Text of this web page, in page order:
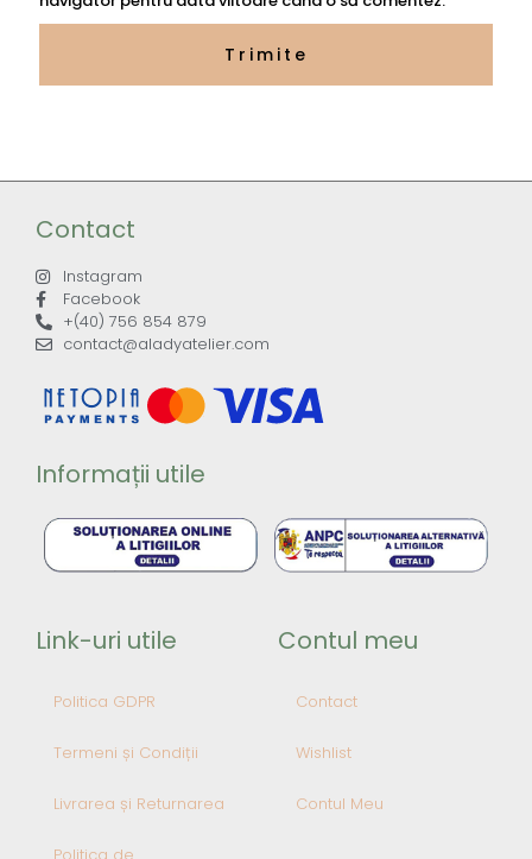
Contact
Instagram
Facebook
+(40) 756 854 879
contact@aladyatelier.com
Informații utile
Link-uri utile
Politica GDPR
Termeni și Condiții
Livrarea și Returnarea
Politica de
Contul meu
Contact
Wishlist
Contul Meu